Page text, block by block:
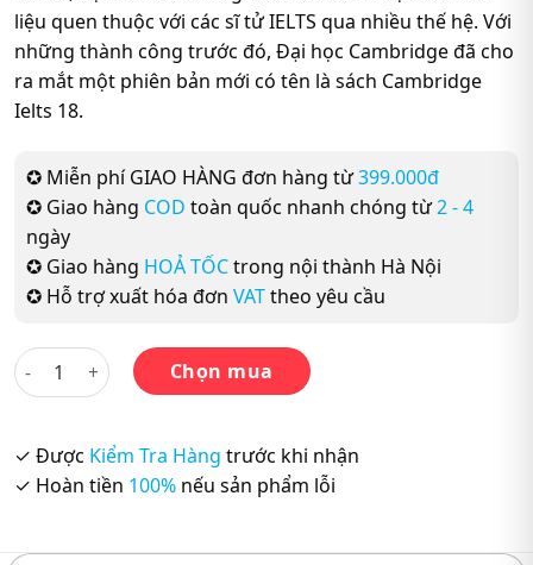
liệu quen thuộc với các sĩ tử IELTS qua nhiều thế hệ. Với
những thành công trước đó, Đại học Cambridge đã cho
ra mắt một phiên bản mới có tên là sách Cambridge
Ielts 18.
✪ Miễn phí GIAO HÀNG đơn hàng từ399.000đ
✪ Giao hàng COD toàn quốc nhanh chóng từ2 - 4
ngày
✪ Giao hàng HOẢ TỐCtrong nội thành Hà Nội
✪ Hỗ trợ xuất hóa đơn VATtheo yêu cầu
Cambridge English IELTS 18 (Mới Nhất 2023) số lượng
Chọn mua
✓ Được Kiểm Tra Hàng trước khi nhận
✓ Hoàn tiền 100% nếu sản phẩm lỗi